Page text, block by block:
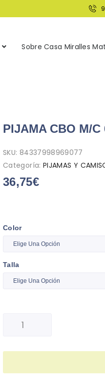
Sobre Casa Miralles
PIJAMA CBO M/C
SKU: 84337998969077
Categoría: PIJAMAS Y
36,75€
Color
Talla